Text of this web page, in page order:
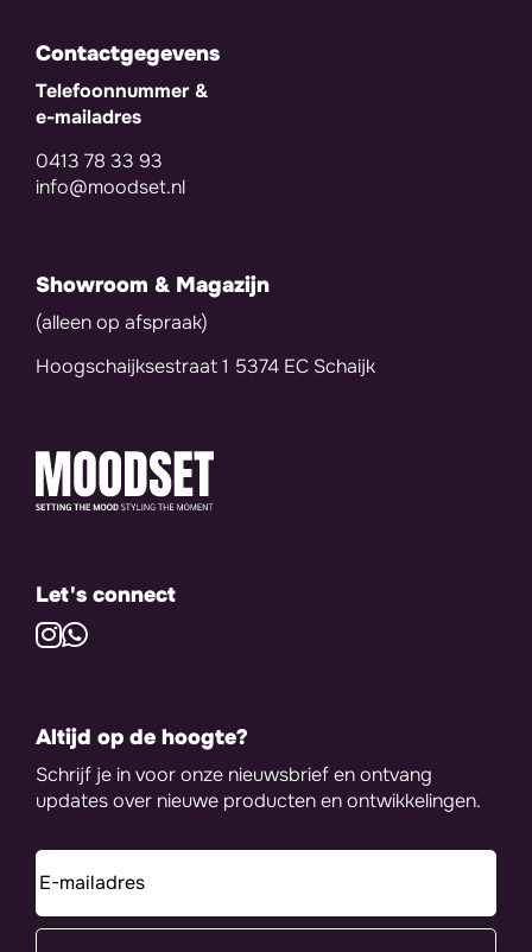
Contactgegevens
Telefoonnummer &
e-mailadres
0413 78 33 93
info@moodset.nl
Showroom & Magazijn
(alleen op afspraak)
Hoogschaijksestraat 1 5374 EC Schaijk
Let's connect
Altijd op de hoogte?
Schrijf je in voor onze nieuwsbrief en ontvang
updates over nieuwe producten en ontwikkelingen.